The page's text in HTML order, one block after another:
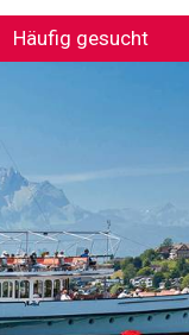
Häufig gesucht